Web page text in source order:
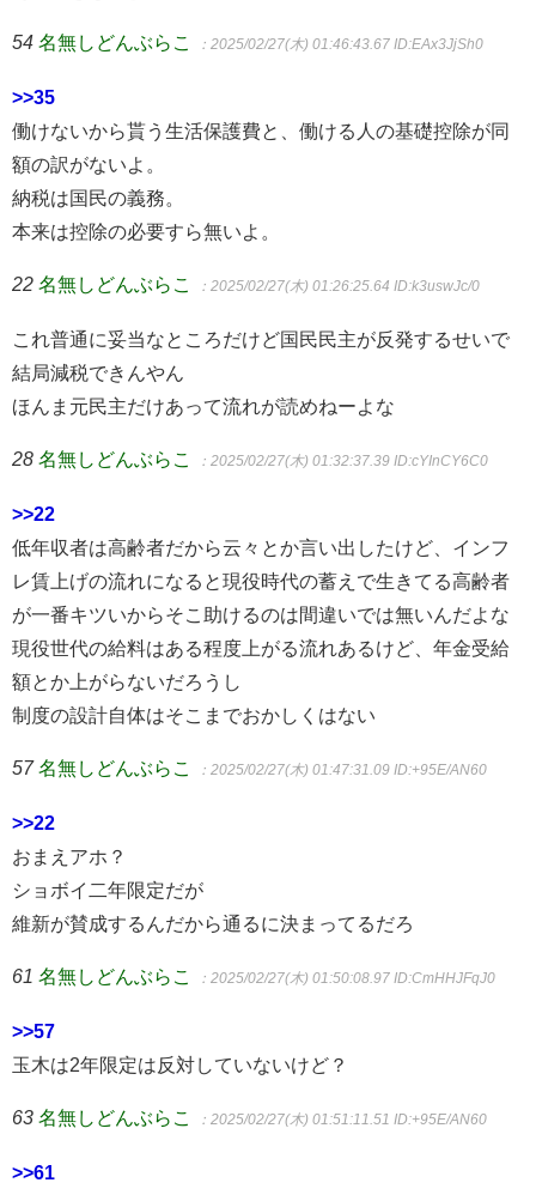
54 名無しどんぶらこ ：2025/02/27(木) 01:46:43.67 ID:EAx3JjSh0
>>35
働けないから貰う生活保護費と、働ける人の基礎控除が同
額の訳がないよ。
納税は国民の義務。
本来は控除の必要すら無いよ。
22 名無しどんぶらこ ：2025/02/27(木) 01:26:25.64 ID:k3uswJc/0
これ普通に妥当なところだけど国民民主が反発するせいで
結局減税できんやん
ほんま元民主だけあって流れが読めねーよな
28 名無しどんぶらこ ：2025/02/27(木) 01:32:37.39 ID:cYInCY6C0
>>22
低年収者は高齢者だから云々とか言い出したけど、インフ
レ賃上げの流れになると現役時代の蓄えで生きてる高齢者
が一番キツいからそこ助けるのは間違いでは無いんだよな
現役世代の給料はある程度上がる流れあるけど、年金受給
額とか上がらないだろうし
制度の設計自体はそこまでおかしくはない
57 名無しどんぶらこ ：2025/02/27(木) 01:47:31.09 ID:+95E/AN60
>>22
おまえアホ？
ショボイ二年限定だが
維新が賛成するんだから通るに決まってるだろ
61 名無しどんぶらこ ：2025/02/27(木) 01:50:08.97 ID:CmHHJFqJ0
>>57
玉木は2年限定は反対していないけど？
63 名無しどんぶらこ ：2025/02/27(木) 01:51:11.51 ID:+95E/AN60
>>61